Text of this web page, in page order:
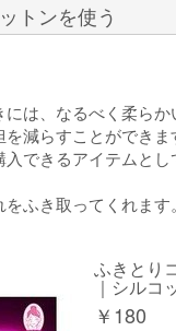
トンを使う
は、なるべく柔らか
減らすことができま
入できるアイテムと
ふき取ってくれます。
ふきとり
｜シルコ
￥ 180